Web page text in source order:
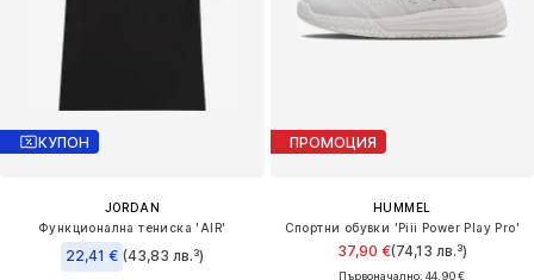
КУПОН
JORDAN
Функционална тениска 'AIR'
22,41 € (43,83 лв.³)
ПРОМОЦИЯ
HUMMEL
Спортни обувки 'Piii Power Play Pro'
37,90 €(74,13 лв.³)
Първоначално: 44,90 €